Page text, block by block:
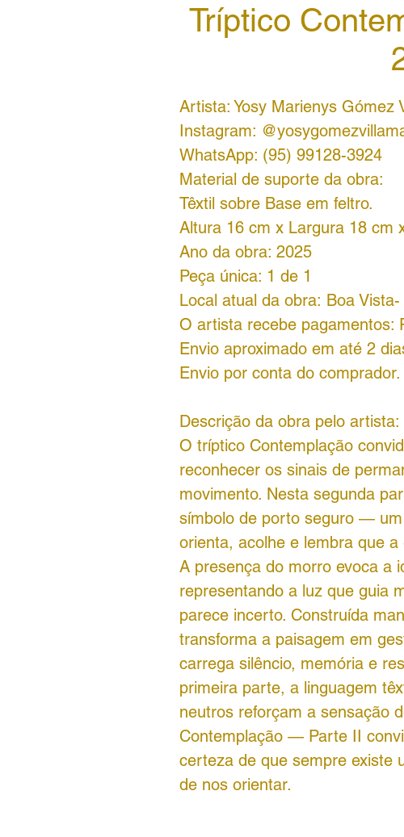
Tríptico
Artista: Yosy Marienys Gómez
Instagram:
WhatsApp: (95) 99128-3924
Material de suporte da obra:
Têxtil sobre Base em feltro.
Altura 16 cm x Largura 18 cm
Ano da obra: 2025
Peça única: 1 de 1
Local atual da obra: Boa Vista-
O artista recebe pagamentos:
Envio aproximado em até 2
Envio por conta do comprador.
Descrição da obra pelo artista:
O tríptico Contemplação
reconhecer os sinais de
movimento. Nesta segunda
símbolo de porto seguro —
orienta, acolhe e lembra que
A presença do morro evoca a
representando a luz que guia
parece incerto. Construída
transforma a paisagem em
carrega silêncio, memória e
primeira parte, a linguagem
neutros reforçam a sensação
Contemplação — Parte II
certeza de que sempre existe
de nos orientar.